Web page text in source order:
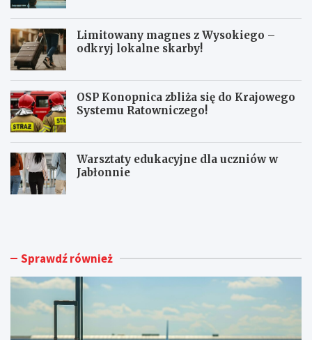
Limitowany magnes z Wysokiego –
odkryj lokalne skarby!
OSP Konopnica zbliża się do Krajowego
Systemu Ratowniczego!
Warsztaty edukacyjne dla uczniów w
Jabłonnie
L
n
i
p
L
o
a
y
Sprawdź również